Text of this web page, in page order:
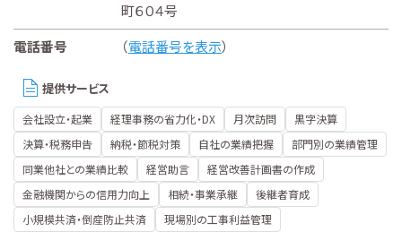
町６０４号
電話番号
（電話番号を表示）
提供サービス
会社設立・起業 経理事務の省力化・DX 月次訪問
黒字決算
決算・税務申告
納税・節税対策 自社の業績把握
部門別の業績管理
同業他社との業績比較
経営助言
経営改善計画書の作成
金融機関からの信用力向上
相続・事業承継
後継者育成
小規模共済・倒産防止共済
現場別の工事利益管理